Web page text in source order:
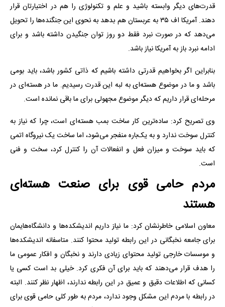
قدرت‌های دیگر وابسته باشید و علم و تکنولوژی را هم در اختیارتان قرار
دهند. آمریکا اف ۳۵ به عربستان هم بدهد به نحوی این جنگنده‌ها را تحویل
می‌دهد که در صورت نبرد فقط دو روز توان جنگیدن داشته باشد و برای
ادامه نبرد باز به آمریکا نیاز باشد.
بنابراین اگر بخواهیم قدرتی داشته باشیم که ذاتی کشور باشد، باید بومی
باشد و ما در موضوع هسته‌ای به لبه این قدرت رسیدیم. ما در هسته‌ای در
مرحله‌ای قرار داریم که دیگر موضوع مجهولی برای ما باقی نمانده است.
وی تصریح کرد: ساده‌ترین کار ساخت بمب هسته‌ای است، چرا که نیاز به
کنترل سوخت ندارد و به یک‌باره منفجر می‌شود، اما ساخت یک نیروگاه اتمی
که باید سوخت و میزان فعل و انفعالات آن را کنترل کرد، سخت و فنی
است.
مردم حامی قوی برای صنعت هسته‌ای
هستند
معاون اسلامی خاطرنشان کرد: ما نیاز داریم اندیشکده‌ها و دانشگاه‌هایمان
برای جامعه نخبگانی در این رابطه تولید محتوا کنند. متاسفانه اندیشکده‌ها
و موسسات خارجی تولید محتوای زیادی دارند و نخبگان و افکار عمومی ما
را هدف قرار می‌دهند که باید برای آن فکری کرد. خیلی بد است کسی یا
کسانی که اطلاعات دقیق و عمیق در این رابطه ندارند، اظهار نظر کنند. البته
در رابطه با مردم این مشکل وجود ندارد، مردم به طور کلی حامی قوی برای